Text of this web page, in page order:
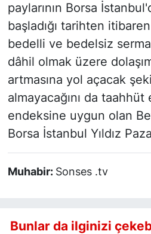
paylarının Borsa
başladığı tarihten
bedelli ve bedelsiz
dâhil olmak üzere
artmasına yol açacak
almayacağını da taahhüt
endeksine uygun olan
Borsa İstanbul Yıldız
Muhabir: Sonses .tv
Bunlar da ilginizi